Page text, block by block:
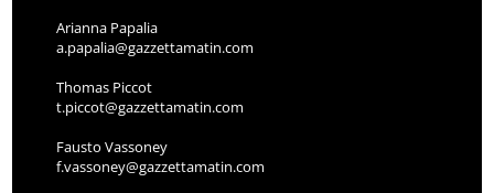
Arianna Papalia
a.papalia@gazzettamatin.com
Thomas Piccot
t.piccot@gazzettamatin.com
Fausto Vassoney
f.vassoney@gazzettamatin.com